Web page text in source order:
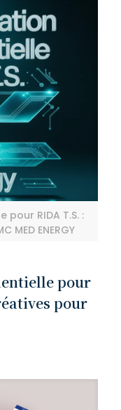
RIDA T.S. :
ENERGY
pour
pour